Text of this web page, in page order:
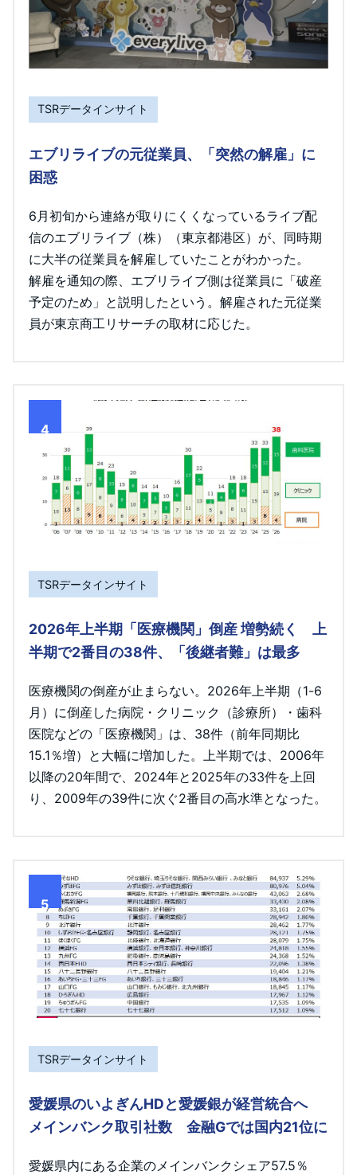
TSRデータインサイト
エブリライブの元従業員、「突然の解雇」に
困惑
6月初旬から連絡が取りにくくなっているライブ配
信のエブリライブ（株）（東京都港区）が、同時期
に大半の従業員を解雇していたことがわかった。
解雇を通知の際、エブリライブ側は従業員に「破産
予定のため」と説明したという。解雇された元従業
員が東京商工リサーチの取材に応じた。
4
TSRデータインサイト
2026年上半期「医療機関」倒産 増勢続く 上
半期で2番目の38件、「後継者難」は最多
医療機関の倒産が止まらない。2026年上半期（1-6
月）に倒産した病院・クリニック（診療所）・歯科
医院などの「医療機関」は、38件（前年同期比
15.1％増）と大幅に増加した。上半期では、2006年
以降の20年間で、2024年と2025年の33件を上回
り、2009年の39件に次ぐ2番目の高水準となった。
5
TSRデータインサイト
愛媛県のいよぎんHDと愛媛銀が経営統合へ
メインバンク取引社数 金融Gでは国内21位に
愛媛県内にある企業のメインバンクシェア57.5％